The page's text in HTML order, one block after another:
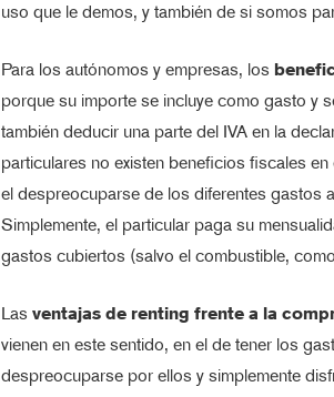
uso que le demos, y también de si somos
Para los autónomos y empresas, los
porque su importe se incluye como gasto y
también deducir una parte del IVA en la
particulares no existen beneficios fiscales
el despreocuparse de los diferentes gastos
Simplemente, el particular paga su
gastos cubiertos (salvo el combustible,
Las ventajas de renting frente a la
vienen en este sentido, en el de tener los
despreocuparse por ellos y simplemente